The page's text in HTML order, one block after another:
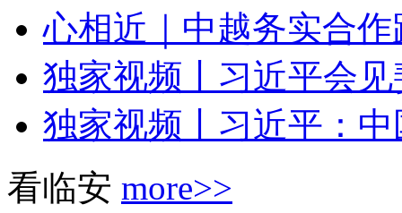
心相近｜中越务实合作
独家视频丨习近平会
独家视频丨习近平：
看临安 more>>